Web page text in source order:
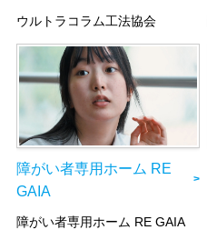
ウルトラコラム工法協会
障がい者専用ホーム RE
GAIA
障がい者専用ホーム RE GAIA